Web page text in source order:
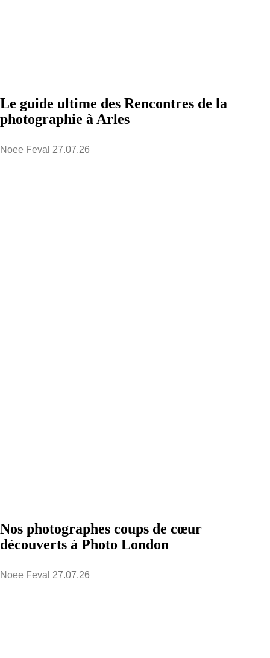
Le guide ultime des Rencontres de la
photographie à Arles
Noee Feval 27.07.26
Nos photographes coups de cœur
découverts à Photo London
Noee Feval 27.07.26